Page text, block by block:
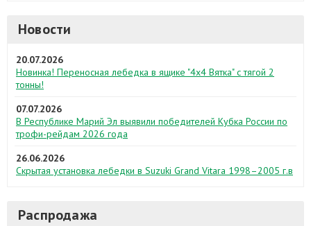
Новости
20.07.2026
Новинка! Переносная лебедка в ящике "4х4 Вятка" с тягой 2
тонны!
07.07.2026
В Республике Марий Эл выявили победителей Кубка России по
трофи-рейдам 2026 года
26.06.2026
Скрытая установка лебедки в Suzuki Grand Vitara 1998–2005 г.в
Распродажа